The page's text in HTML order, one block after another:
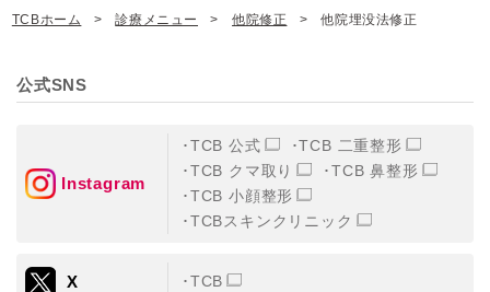
TCBホーム 診療メニュー 他院修正 他院埋没法修正
公式SNS
Instagram
TCB 公式
TCB 二重整形
TCB クマ取り
TCB 鼻整形
TCB 小顔整形
TCBスキンクリニック
X TCB